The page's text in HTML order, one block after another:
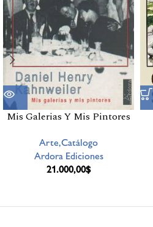
Mis Galerias Y Mis Pintores
Arte,Catálogo
Ardora Ediciones
21.000,00$